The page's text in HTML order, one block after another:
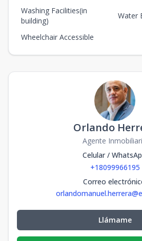
Washing Facilities(in
building)
Water
Wheelchair Accessible
Orlando
Agente
Celular /
+18099966195
Correo
Llámame